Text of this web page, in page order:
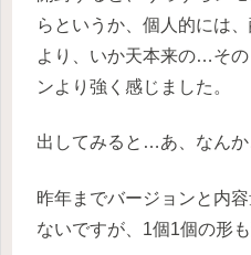
らというか、個人的には
より、いか天本来の…そ
ンより強く感じました。
出してみると…あ、なんか
昨年までバージョンと内
ないですが、1個1個の形